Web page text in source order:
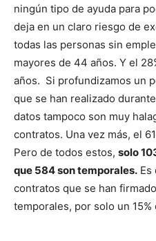
ningún tipo de ayuda para
deja en un claro riesgo de
todas las personas sin
mayores de 44 años. Y el
años. Si profundizamos un
que se han realizado
datos tampoco son muy
contratos. Una vez más, el
Pero de todos estos, solo
que 584 son temporales. Es
contratos que se han
temporales, por solo un